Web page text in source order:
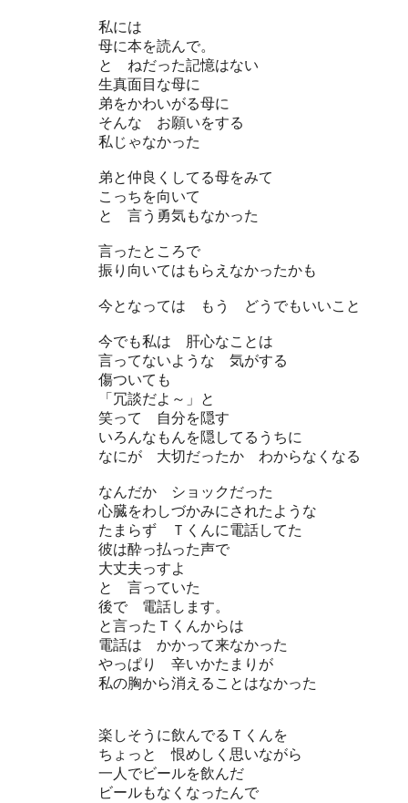
私には
母に本を読んで。
と ねだった記憶はない
生真面目な母に
弟をかわいがる母に
そんな お願いをする
私じゃなかった
弟と仲良くしてる母をみて
こっちを向いて
と 言う勇気もなかった
言ったところで
振り向いてはもらえなかったかも
今となっては もう どうでもいいこと
今でも私は 肝心なことは
言ってないような 気がする
傷ついても
「冗談だよ～」と
笑って 自分を隠す
いろんなもんを隠してるうちに
なにが 大切だったか わからなくなる
なんだか ショックだった
心臓をわしづかみにされたような
たまらず Ｔくんに電話してた
彼は酔っ払った声で
大丈夫っすよ
と 言っていた
後で 電話します。
と言ったＴくんからは
電話は かかって来なかった
やっぱり 辛いかたまりが
私の胸から消えることはなかった
楽しそうに飲んでるＴくんを
ちょっと 恨めしく思いながら
一人でビールを飲んだ
ビールもなくなったんで